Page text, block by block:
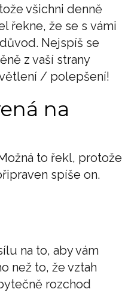
všichni denně
řekne, že se s vámi
Nejspíš se
z vaší strany
/ polepšení!
na
to řekl, protože
spíše on.
na to, aby vám
než to, že vztah
rozchod